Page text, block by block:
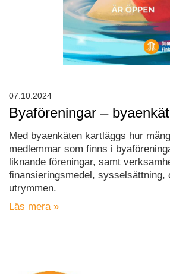
Byaföreningar –
Med byaenkäten kartläggs hur
medlemmar som finns i
liknande föreningar, samt
finansieringsmedel, sysselsättning,
utrymmen.
Läs mera »
07.10.2024